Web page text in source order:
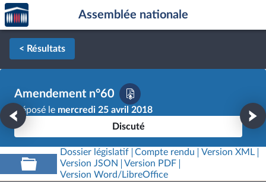
Aller au contenu
Aller en bas de la page
Accèder
à la
page
d'accueil
Assemblée nationale
< Résultats
Amendement n°60
Déposé le mercredi 25 avril 2018
Discuté
Dossier législatif Compte rendu
Version XML
Version JSON
Version PDF
Version Word/LibreOffice